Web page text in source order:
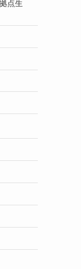
点生